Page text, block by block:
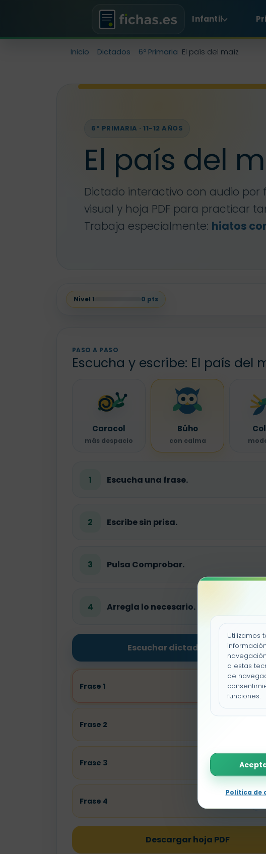
Utilizamos
a estas
de
funciones.
Política de
Infantil
Inicio Dictados 6º Primaria El país del maíz
6º PRIMARIA · 11-12 AÑOS
El país del
Dictado interactivo con audio por
visual y hoja PDF para practicar
Trabaja especialmente: hiatos
Nivel 1 0 pts
PASO A PASO
Escucha y escribe: El país del
Caracol
más despacio
Búho
con calma
1 Escucha una frase.
2 Escribe sin prisa.
3 Pulsa Comprobar.
4 Arregla lo necesario.
Escuchar dictado completo
Frase 1
Frase 2
Frase 3
Frase 4
Descargar hoja PDF